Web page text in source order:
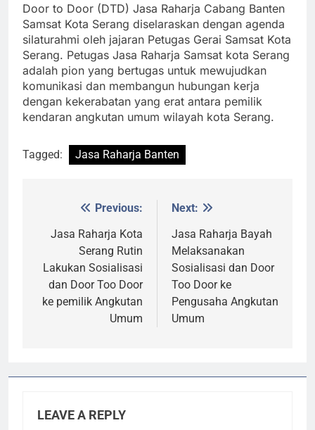
Door to Door (DTD) Jasa Raharja Cabang Banten
Samsat Kota Serang diselaraskan dengan agenda
silaturahmi oleh jajaran Petugas Gerai Samsat Kota
Serang. Petugas Jasa Raharja Samsat kota Serang
adalah pion yang bertugas untuk mewujudkan
komunikasi dan membangun hubungan kerja
dengan kekerabatan yang erat antara pemilik
kendaran angkutan umum wilayah kota Serang.
Tagged: Jasa Raharja Banten
navigation
Previous:
Jasa Raharja Kota
Serang Rutin
Lakukan Sosialisasi
dan Door Too Door
ke pemilik Angkutan
Umum
Next:
Jasa Raharja Bayah
Melaksanakan
Sosialisasi dan Door
Too Door ke
Pengusaha Angkutan
Umum
LEAVE A REPLY